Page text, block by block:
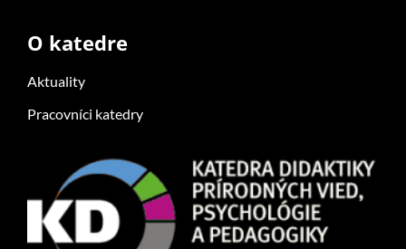
O katedre
Aktuality
Pracovníci katedry